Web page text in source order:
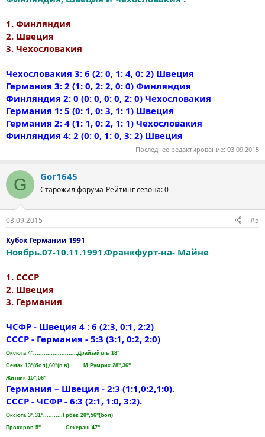
1. Финляндия
2. Швеция
3. Чехословакия
Чехословакия 3: 6 (2: 0, 1: 4, 0: 2) Швеция
Германия 3: 2 (1: 0, 2: 2, 0: 0) Финляндия
Финляндия 2: 0 (0: 0, 0: 0, 2: 0) Чехословакия
Германия 1: 5 (0: 1, 0: 3, 1: 1) Швеция
Германия 2: 4 (1: 1, 0: 2, 1: 1) Чехословакия
Финляндия 4: 2 (0: 0, 1: 0, 3: 2) Швеция
Последнее редактирование: 03.09.2015
G Gor1645
Старожил форума Рейтинг сезона: 0
03.09.2015
#5
Кубок Германии 1991
Ноябрь.07-10.11.1991.Франкфурт-на- Майне
1. СССР
2. Швеция
3. Германия
ЧСФР - Швеция 4 : 6 (2:3, 0:1, 2:2)
СССР - Германия - 5:3 (3:1, 0:2, 2:0)
Оксюта 4".........................Драйзайтль 18"
Семак 13"(бол),60"(п.в)........М.Румрих 28",36"
Житник 15",56"
Германия – Швеция - 2:3 (1:1,0:2,1:0).
СССР - ЧСФР - 6:3 (2:1, 1:0, 3:2).
Оксюта 3",31"...........Грбек 20",56"(бол)
Прохоров 5"..............Секераш 47"